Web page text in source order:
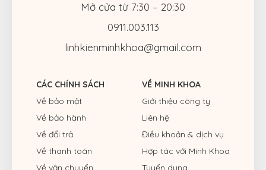
CÁC CHÍNH SÁCH
Về bảo mật
Về bảo hành
Về đổi trả
Về thanh toán
Về vận chuyển
Mở cửa từ 7:30 – 20:30
0911.003.113
linhkienminhkhoa@gmail.com
VỀ MINH KHOA
Giới thiệu công ty
Liên hệ
Điều khoản & dịch vụ
Hợp tác với Minh Khoa
Tuyển dụng